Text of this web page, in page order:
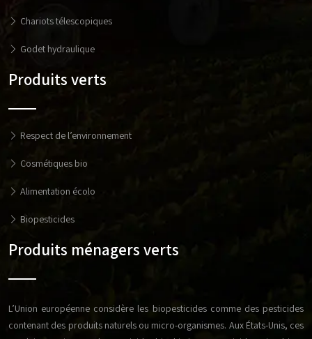
Chariots télescopiques
Godet hydraulique
Produits verts
Respect de l’environnement
Cosmétiques bio
Alimentation écolo
Biopesticides
Produits ménagers verts
L’Union européenne considère les biopesticides comme des pesticides
contenant des produits naturels ou micro-organismes. Aux États-Unis, ces